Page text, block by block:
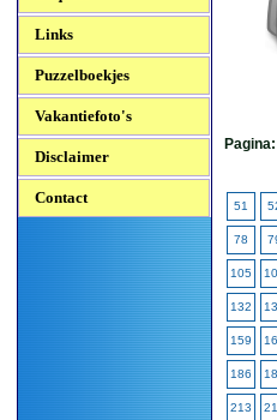
Links
Puzzelboekjes
Vakantiefoto's
Disclaimer
Contact
Pagina:
51
78
105
132
159
186
213